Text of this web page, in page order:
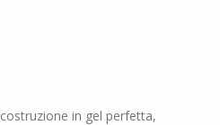
in gel perfetta,